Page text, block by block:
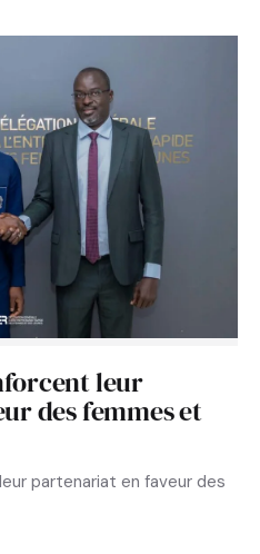
leur
des femmes et
partenariat en faveur des